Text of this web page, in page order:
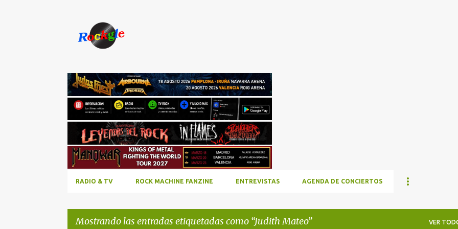
RADIO & TV ROCK MACHINE FANZINE ENTREVISTAS AGENDA DE CONCIERTOS
Mostrando las entradas etiquetadas como Judith Mateo VER